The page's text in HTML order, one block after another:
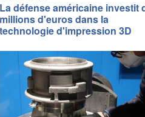
La défense américaine investit
millions d'euros dans la
technologie d'impression 3D